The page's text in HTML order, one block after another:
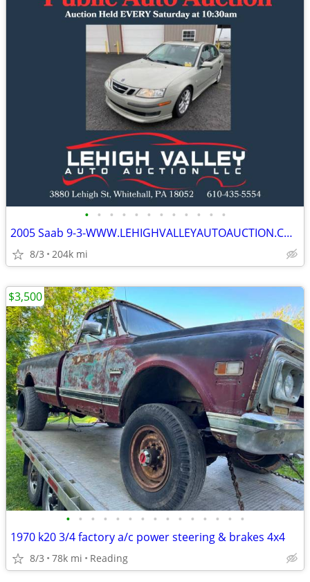
• • • • • • • • • • • •
2005 Saab 9-3-WWW.LEHIGHVALLEYAUTOAUCTION.COM
8/3 204k mi
• • • • • • • • • • • • • • •
1970 k20 3/4 factory a/c power steering & brakes 4x4
8/3 78k mi Reading
$3,500